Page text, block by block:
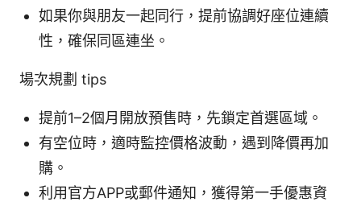
如果你與朋友一起同行，提前協調好座位連續
性，確保同區連坐。
場次規劃 tips
提前1–2個月開放預售時，先鎖定首選區域。
有空位時，適時監控價格波動，遇到降價再加
購。
利用官方APP或郵件通知，獲得第一手優惠資